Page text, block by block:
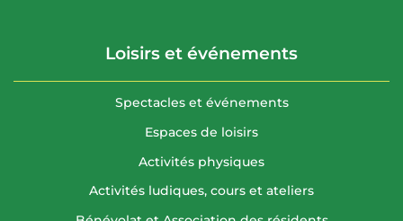
Loisirs et événements
Spectacles et événements
Espaces de loisirs
Activités physiques
Activités ludiques, cours et ateliers